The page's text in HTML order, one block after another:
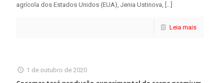
agrícola dos Estados Unidos (EUA), Jenia Ustinova, […]
Leia mais
1 de outubro de 2020